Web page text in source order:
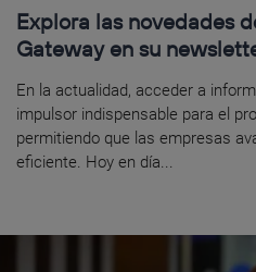
Explora las novedades
Gateway en su
En la actualidad, acceder a
impulsor indispensable para el
permitiendo que las empresas
eficiente. Hoy en día...